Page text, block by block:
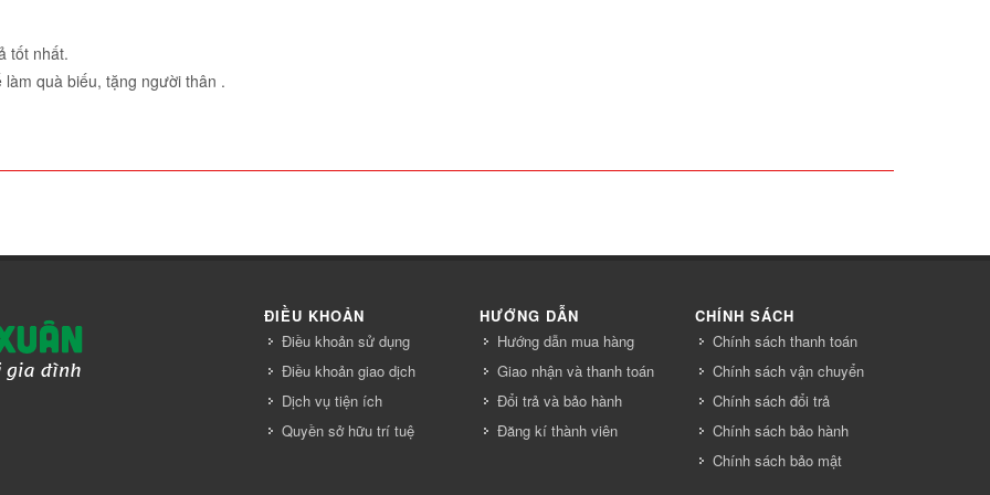
tốt nhất.
quà biếu, tặng người thân .
ĐIỀU KHOẢN
Điều khoản sử dụng
Điều khoản giao dịch
Dịch vụ tiện ích
Quyền sở hữu trí tuệ
HƯỚNG DẪN
Hướng dẫn mua hàng
Giao nhận và thanh toán
Đổi trả và bảo hành
Đăng kí thành viên
CHÍNH SÁCH
Chính sách thanh toán
Chính sách vận chuyển
Chính sách đổi trả
Chính sách bảo hành
Chính sách bảo mật